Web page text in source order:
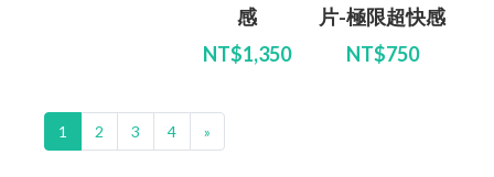
感
NT$1,350
片-極限超快感
NT$750
1 2 3 4 »